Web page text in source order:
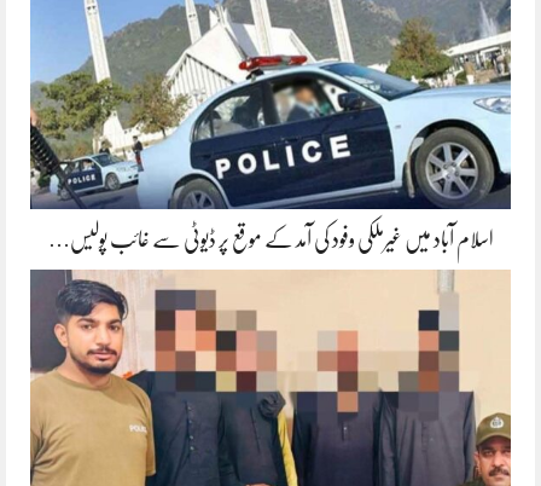
اسلام آباد میں غیرملکی وفود کی آمد کے موقع پر ڈیوٹی سے غائب پولیس…